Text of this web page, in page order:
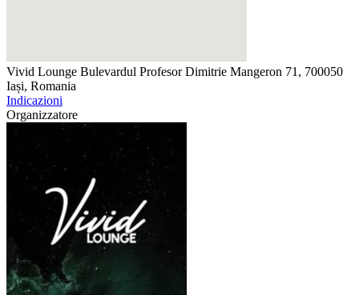
Vivid Lounge Bulevardul Profesor Dimitrie Mangeron 71, 700050
Iași, Romania
Indicazioni
Organizzatore